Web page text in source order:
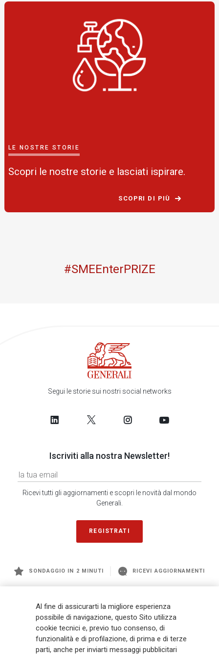
LE NOSTRE STORIE
Scopri le nostre storie e lasciati ispirare.
SCOPRI DI PIÙ
#SMEEnterPRIZE
Segui le storie sui nostri social networks
Iscriviti alla nostra Newsletter!
Ricevi tutti gli aggiornamenti e scopri le novità dal mondo
Generali.
REGISTRATI
SONDAGGIO IN 2 MINUTI RICEVI AGGIORNAMENTI
management a livello globale, con premi complessivi pari a € 98,1
miliardi e € 900 miliardi di AUM nel 2025. Fondato nel 1831, con oltre 88
mila dipendenti e 163 mila agenti che servono 75 milioni di clienti, il
Gruppo ha una posizione di leadership in Europa e una presenza
crescente in Asia e America. Al centro della strategia di Generali c'è il suo
Al fine di assicurarti la migliore esperienza
possibile di navigazione, questo Sito utilizza
cookie tecnici e, previo tuo consenso, di
funzionalità e di profilazione, di prima e di terze
parti, anche per inviarti messaggi pubblicitari